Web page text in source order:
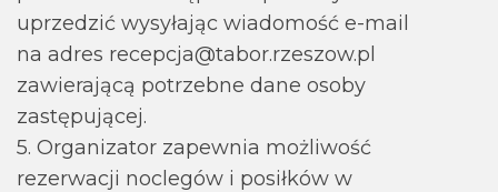
uprzedzić wysyłając wiadomość e-mail
na adres recepcja@tabor.rzeszow.pl
zawierającą potrzebne dane osoby
zastępującej.
5. Organizator zapewnia możliwość
rezerwacji noclegów i posiłków w